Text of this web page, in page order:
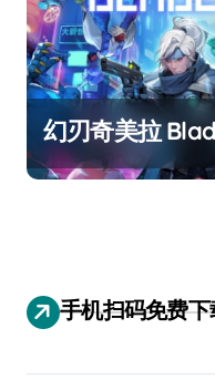
幻刃奇美拉
手机扫码免费下